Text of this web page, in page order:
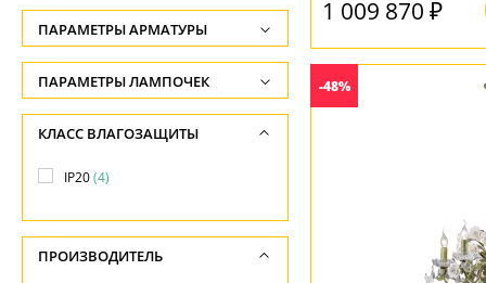
1 009 870 ₽
-48%
Диаметр, см
-
ФОРМА ПЛАФОНА
Без плафона(1)
Конус(4)
ПОВЕРХНОСТЬ
НАПРАВЛЕНИЕ
ПАРАМЕТРЫ АРМАТУРЫ
ЦВЕТ АРМАТУРЫ
Белый(2)
МАТЕРИАЛ
ПАРАМЕТРЫ ЛАМПОЧЕК
Количество ламп
-
Общая мощность ламп
-
Напряжение
КЛАСС ВЛАГОЗАЩИТЫ
IP20(4)
ПРОИЗВОДИТЕЛЬ